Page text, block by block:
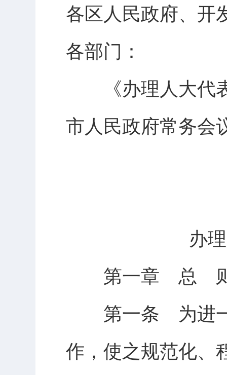
各区人民政府、开
各部门：
《办理人大代表
市人民政府常务会
办理
第一章 总
第一条 为进一
作，使之规范化、